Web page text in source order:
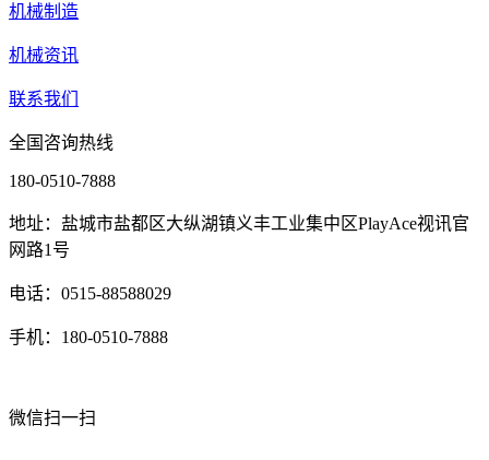
机械制造
机械资讯
联系我们
全国咨询热线
180-0510-7888
地址：盐城市盐都区大纵湖镇义丰工业集中区PlayAce视讯官
网路1号
电话：0515-88588029
手机：180-0510-7888
微信扫一扫